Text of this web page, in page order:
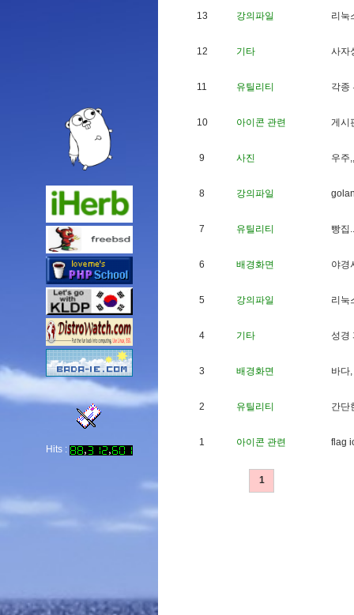
Hits :
13 강의파일 리 눅
12 기타 사자
11 유틸리티 각종
10 아이콘 관련 게 시
9 사진 우주,,
8 강의파일 go a
7 유틸리티 빵집 ..
6 배경화면 야경
5 강의파일 리 눅
4 기타 성경
3 배경화면 바다,
2 유틸리티 간단
1 아이콘 관련 flag i
1